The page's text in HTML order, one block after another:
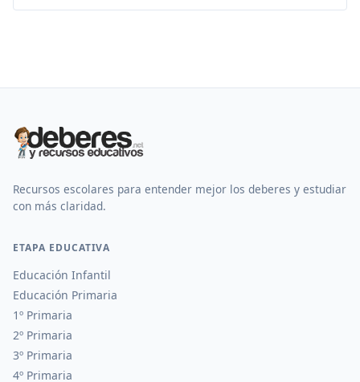
Recursos escolares para entender mejor los deberes y estudiar
con más claridad.
ETAPA EDUCATIVA
Educación Infantil
Educación Primaria
1º Primaria
2º Primaria
3º Primaria
4º Primaria